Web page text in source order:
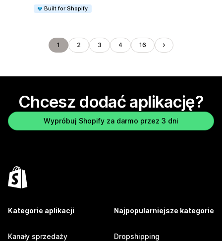
Built for Shopify
1 2 3 4 16
Chcesz dodać aplikację?
Wypróbuj Shopify za darmo przez 3 dni
Kategorie aplikacji
Kanały sprzedaży
Najpopularniejsze kategorie
Dropshipping